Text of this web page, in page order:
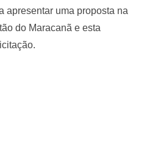
apresentar uma proposta na
do Maracanã e esta